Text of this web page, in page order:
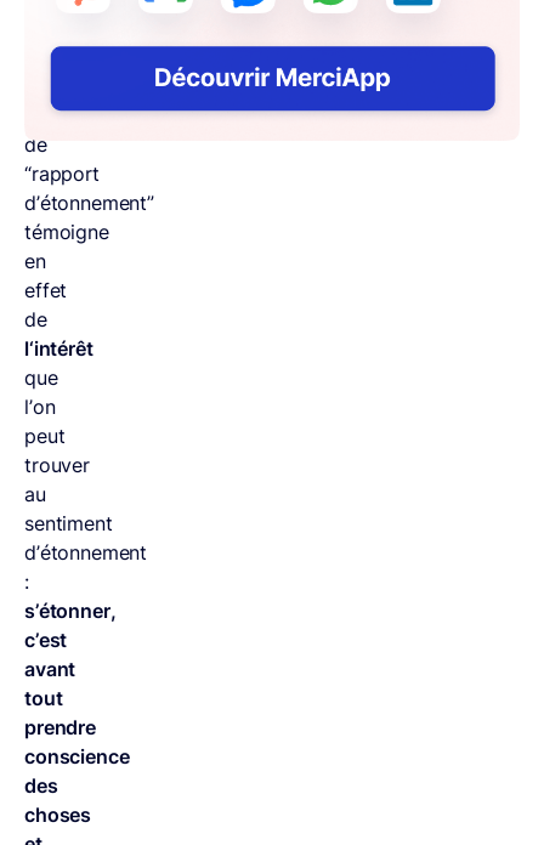
poétique
de
“rapport
d’étonnement”
témoigne
en
effet
de
l‘intérêt
que
l’on
peut
trouver
au
sentiment
d’étonnement
:
s’étonner,
c’est
avant
tout
prendre
conscience
des
choses